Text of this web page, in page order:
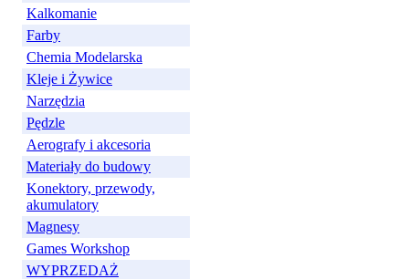
Kalkomanie
Farby
Chemia Modelarska
Kleje i Żywice
Narzędzia
Pędzle
Aerografy i akcesoria
Materiały do budowy
Konektory, przewody,
akumulatory
Magnesy
Games Workshop
WYPRZEDAŻ